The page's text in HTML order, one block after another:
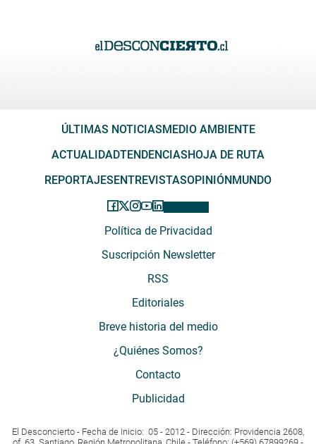
ÚLTIMAS NOTICIAS MEDIO AMBIENTE
ACTUALIDADTENDENCIAS HOJA DE RUTA
REPORTAJES ENTREVISTASOPINIÓN MUNDO
Política de Privacidad
Suscripción Newsletter
RSS
Editoriales
Breve historia del medio
¿Quiénes Somos?
Contacto
Publicidad
El Desconcierto - Fecha de Inicio: 05 - 2012 - Dirección: Providencia 2608,